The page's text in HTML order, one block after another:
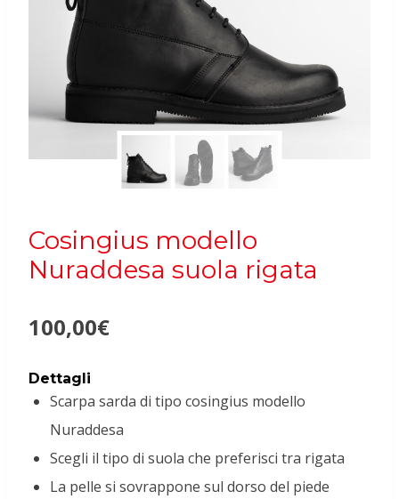
Cosingius modello
Nuraddesa suola rigata
100,00€
Dettagli
Scarpa sarda di tipo cosingius modello
Nuraddesa
Scegli il tipo di suola che preferisci tra rigata
La pelle si sovrappone sul dorso del piede